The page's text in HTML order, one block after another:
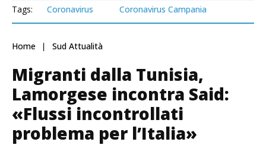
Tags: Coronavirus Coronavirus Campania
Home Sud Attualità
Migranti dalla Tunisia,
Lamorgese incontra Said:
«Flussi incontrollati
problema per l’Italia»